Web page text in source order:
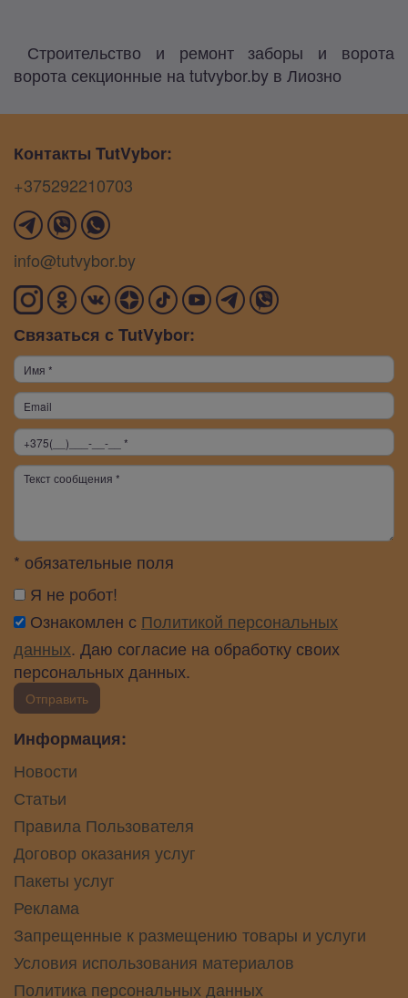
Строительство и ремонт заборы и ворота
ворота секционные на tutvybor.by в Лиозно
Контакты TutVybor:
+375292210703
info@tutvybor.by
Связаться с TutVybor:
* обязательные поля
Я не робот!
Ознакомлен с Политикой персональных
данных. Даю согласие на обработку своих
персональных данных.
Отправить
Информация:
Новости
Статьи
Правила Пользователя
Договор оказания услуг
Пакеты услуг
Реклама
Запрещенные к размещению товары и услуги
Условия использования материалов
Политика персональных данных